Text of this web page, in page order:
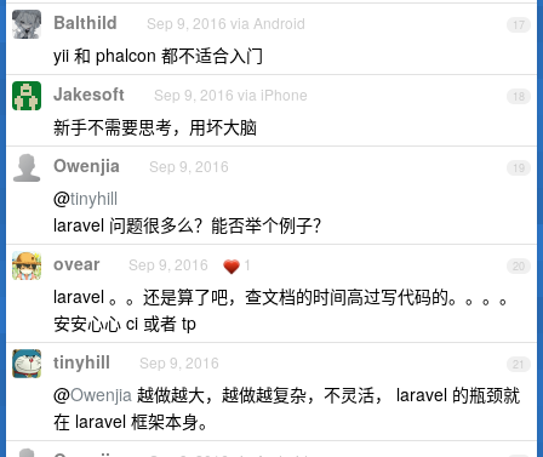
17
Balthild Sep 9, 2016 via Android
yii 和 phalcon 都不适合入门
18
Jakesoft Sep 9, 2016 via iPhone
新手不需要思考，用坏大脑
19
Owenjia Sep 9, 2016
@tinyhill
laravel 问题很多么？能否举个例子？
20
ovear Sep 9, 2016 1
laravel 。。还是算了吧，查文档的时间高过写代码的。。。。
安安心心 ci 或者 tp
21
tinyhill Sep 9, 2016
@Owenjia 越做越大，越做越复杂，不灵活， laravel 的瓶颈就
在 laravel 框架本身。